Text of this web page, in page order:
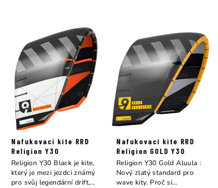
Nafukovací kite RRD
Religion Y30
Religion Y30 Black je kite,
který je mezi jezdci známý
pro svůj legendární drift,...
Nafukovací kite RRD
Religion GOLD Y30
Religion Y30 Gold Aluula :
Nový zlatý standard pro
wave kity. Proč si...